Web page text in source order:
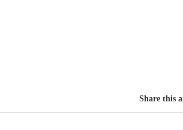
Share this